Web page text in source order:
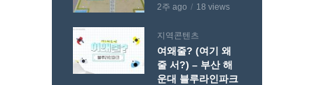
2주 ago 18 views
지역콘텐츠
여왜줄? (여기 왜
줄 서?) – 부산 해
운대 블루라인파크